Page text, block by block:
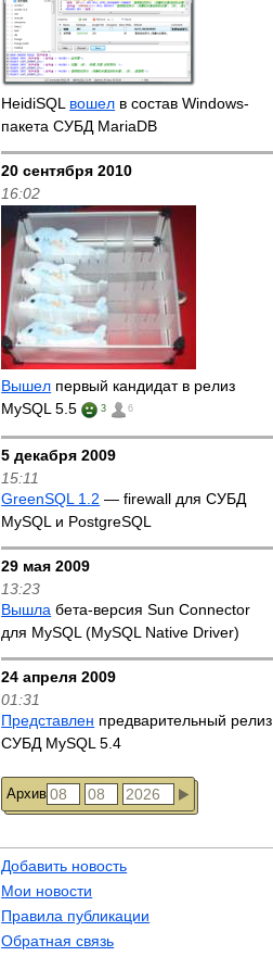
HeidiSQL вошел в состав Windows-
пакета СУБД MariaDB
20 сентября 2010
16:02
Вышел первый кандидат в релиз
MySQL 5.5
3 6
5 декабря 2009
15:11
GreenSQL 1.2 — firewall для СУБД
MySQL и PostgreSQL
29 мая 2009
13:23
Вышла бета-версия Sun Connector
для MySQL (MySQL Native Driver)
24 апреля 2009
01:31
Представлен предварительный релиз
СУБД MySQL 5.4
Архив
Добавить новость
Мои новости
Правила публикации
Обратная связь